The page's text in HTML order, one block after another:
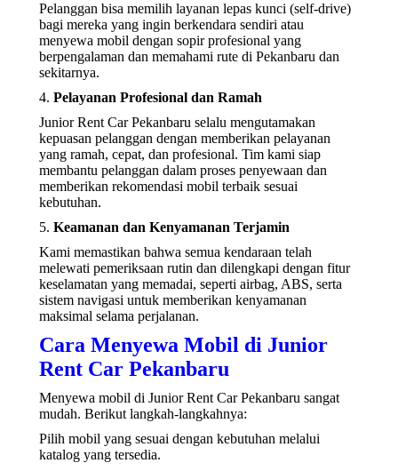
Pelanggan bisa memilih layanan lepas kunci (self-drive)
bagi mereka yang ingin berkendara sendiri atau
menyewa mobil dengan sopir profesional yang
berpengalaman dan memahami rute di Pekanbaru dan
sekitarnya.
4. Pelayanan Profesional dan Ramah
Junior Rent Car Pekanbaru selalu mengutamakan
kepuasan pelanggan dengan memberikan pelayanan
yang ramah, cepat, dan profesional. Tim kami siap
membantu pelanggan dalam proses penyewaan dan
memberikan rekomendasi mobil terbaik sesuai
kebutuhan.
5. Keamanan dan Kenyamanan Terjamin
Kami memastikan bahwa semua kendaraan telah
melewati pemeriksaan rutin dan dilengkapi dengan fitur
keselamatan yang memadai, seperti airbag, ABS, serta
sistem navigasi untuk memberikan kenyamanan
maksimal selama perjalanan.
Cara Menyewa Mobil di Junior
Rent Car Pekanbaru
Menyewa mobil di Junior Rent Car Pekanbaru sangat
mudah. Berikut langkah-langkahnya:
Pilih mobil yang sesuai dengan kebutuhan melalui
katalog yang tersedia.